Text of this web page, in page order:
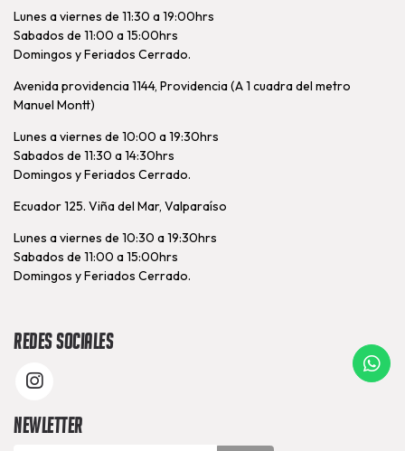
Lunes a viernes de 11:30 a 19:00hrs
Sabados de 11:00 a 15:00hrs
Domingos y Feriados Cerrado.
Avenida providencia 1144, Providencia (A 1 cuadra del metro
Manuel Montt)
Lunes a viernes de 10:00 a 19:30hrs
Sabados de 11:30 a 14:30hrs
Domingos y Feriados Cerrado.
Ecuador 125. Viña del Mar, Valparaíso
Lunes a viernes de 10:30 a 19:30hrs
Sabados de 11:00 a 15:00hrs
Domingos y Feriados Cerrado.
Redes Sociales
Newletter